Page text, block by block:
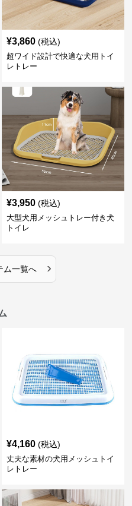
¥3,860 (税込)
超ワイド設計で快適な犬用トイ
レトレー
¥3,950 (税込)
大型犬用メッシュトレー付き犬
トイレ
ム一覧へ ›
¥4,160 (税込)
丈夫な素材の犬用メッシュトイ
レトレー